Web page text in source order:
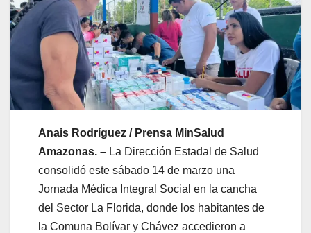
Anais Rodríguez / Prensa MinSalud
Amazonas. – La Dirección Estadal de Salud
consolidó este sábado 14 de marzo una
Jornada Médica Integral Social en la cancha
del Sector La Florida, donde los habitantes de
la Comuna Bolívar y Chávez accedieron a